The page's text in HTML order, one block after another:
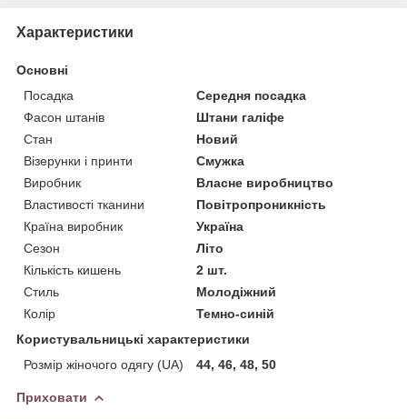
Характеристики
Основні
Посадка
Середня посадка
Фасон штанів
Штани галіфе
Стан
Новий
Візерунки і принти
Смужка
Виробник
Власне виробництво
Властивості тканини
Повітропроникність
Країна виробник
Україна
Сезон
Літо
Кількість кишень
2 шт.
Стиль
Молодіжний
Колір
Темно-синій
Користувальницькі характеристики
Розмір жіночого одягу (UA)
44, 46, 48, 50
Приховати